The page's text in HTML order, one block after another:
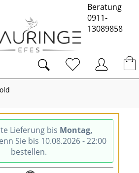
Beratung
0911-
13089858
Lieferung bis Montag,
Sie bis 10.08.2026 - 22:00
bestellen.